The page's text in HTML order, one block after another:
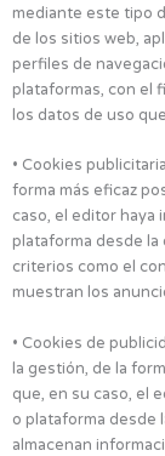
mediante este tipo
de los sitios web,
perfiles de
plataformas, con el
los datos de uso
• Cookies
forma más eficaz
caso, el editor haya
plataforma desde
criterios como el
muestran los
• Cookies de
la gestión, de la
que, en su caso, el
o plataforma desde
almacenan